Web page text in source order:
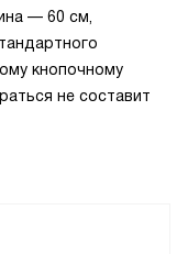
— 60 см,
кнопочному
не составит